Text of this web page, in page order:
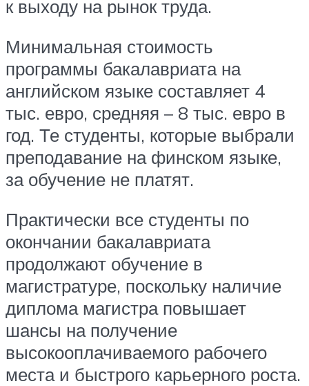
к выходу на рынок труда.
Минимальная стоимость
программы бакалавриата на
английском языке составляет 4
тыс. евро, средняя – 8 тыс. евро в
год. Те студенты, которые выбрали
преподавание на финском языке,
за обучение не платят.
Практически все студенты по
окончании бакалавриата
продолжают обучение в
магистратуре, поскольку наличие
диплома магистра повышает
шансы на получение
высокооплачиваемого рабочего
места и быстрого карьерного роста.